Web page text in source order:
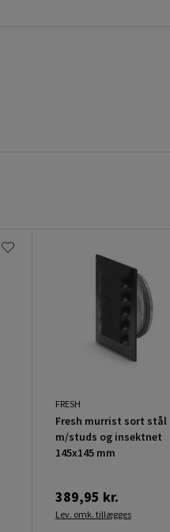
FRESH
Fresh murrist sort stål
m/studs og insektnet
145x145 mm
389,95 kr.
Lev. omk. tillægges